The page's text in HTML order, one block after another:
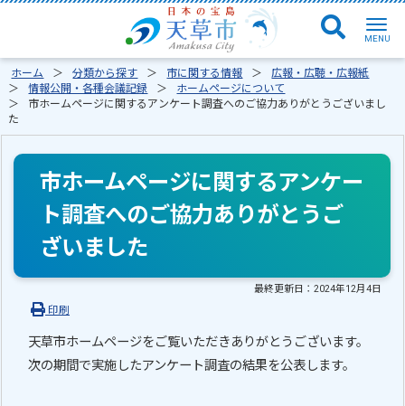
ホーム 分類から探す 市に関する情報
広報・広聴・広報紙
情報公開・各種会議記録
ホームページについて
市ホームページに関するアンケート調査へのご協力ありがとうございまし
た
市ホームページに関するアンケー
ト調査へのご協力ありがとうご
ざいました
最終更新日：2024年12月4日
印刷
天草市ホームページをご覧いただきありがとうございます。
次の期間で実施したアンケート調査の結果を公表します。